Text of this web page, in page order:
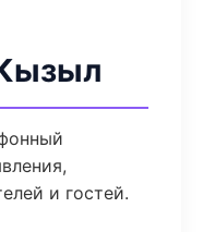
и гостей.